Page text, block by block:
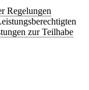
Regelungen
zur Teilhabe